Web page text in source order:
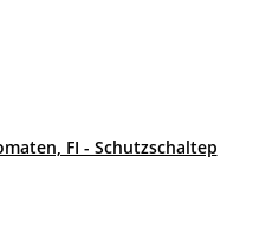
FI - Schutzschaltep